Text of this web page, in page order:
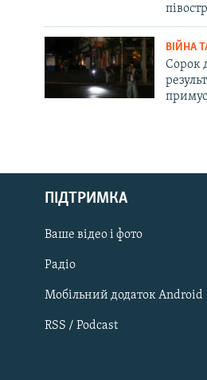
Русский
Qırımtatar
ДОЛУЧАЙСЯ!
ВІЙНА
Сорок
ПІДТРИМКА
Ваше відео і фото
Радіо
Мобільний додаток Android
RSS / Podcast